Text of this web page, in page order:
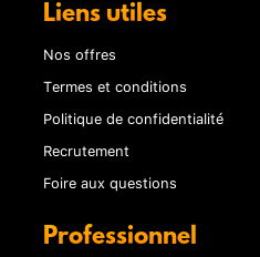
Liens utiles
Nos offres
Termes et conditions
Politique de confidentialité
Recrutement
Foire aux questions
Professionnel